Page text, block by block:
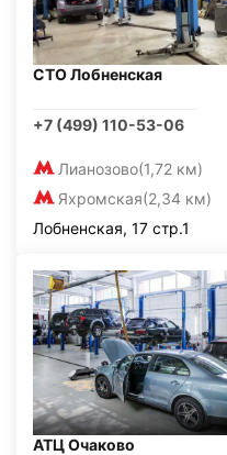
СТО Лобненская
+7 (499) 110-53-06
Лианозово(1,72 км)
Яхромская(2,34 км)
Лобненская, 17 стр.1
АТЦ Очаково